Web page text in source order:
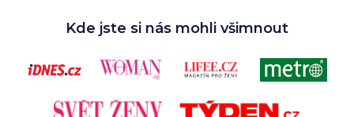
Kde jste si nás mohli všimnout